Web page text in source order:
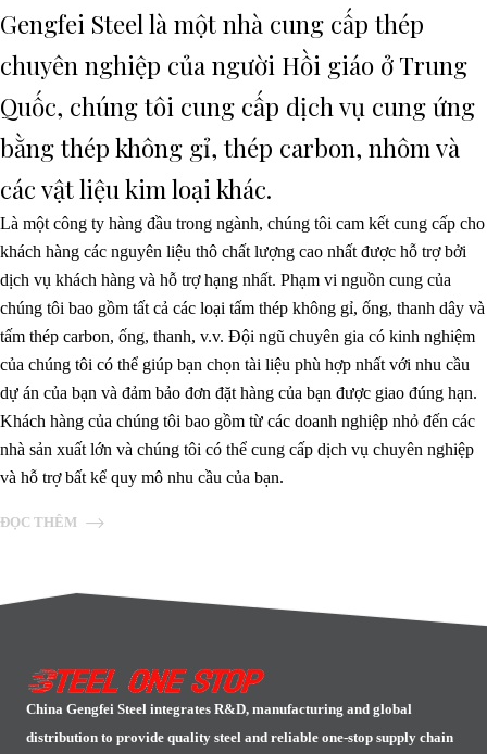
Gengfei Steel là một nhà cung cấp thép
chuyên nghiệp của người Hồi giáo ở Trung
Quốc, chúng tôi cung cấp dịch vụ cung ứng
bằng thép không gỉ, thép carbon, nhôm và
các vật liệu kim loại khác.
Là một công ty hàng đầu trong ngành, chúng tôi cam kết cung cấp cho
khách hàng các nguyên liệu thô chất lượng cao nhất được hỗ trợ bởi
dịch vụ khách hàng và hỗ trợ hạng nhất. Phạm vi nguồn cung của
chúng tôi bao gồm tất cả các loại tấm thép không gỉ, ống, thanh dây và
tấm thép carbon, ống, thanh, v.v. Đội ngũ chuyên gia có kinh nghiệm
của chúng tôi có thể giúp bạn chọn tài liệu phù hợp nhất với nhu cầu
dự án của bạn và đảm bảo đơn đặt hàng của bạn được giao đúng hạn.
Khách hàng của chúng tôi bao gồm từ các doanh nghiệp nhỏ đến các
nhà sản xuất lớn và chúng tôi có thể cung cấp dịch vụ chuyên nghiệp
và hỗ trợ bất kể quy mô nhu cầu của bạn.
ĐỌC THÊM
China Gengfei Steel integrates R&D, manufacturing and global
distribution to provide quality steel and reliable one-stop supply chain